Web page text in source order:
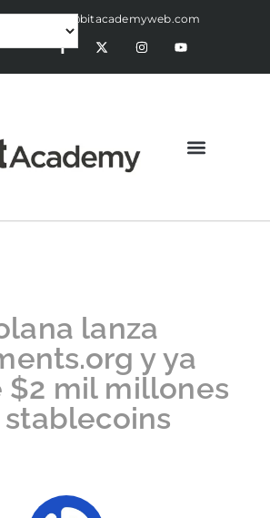
alex@bitacademyweb.com
lanza
y ya
$2 mil millones
stablecoins